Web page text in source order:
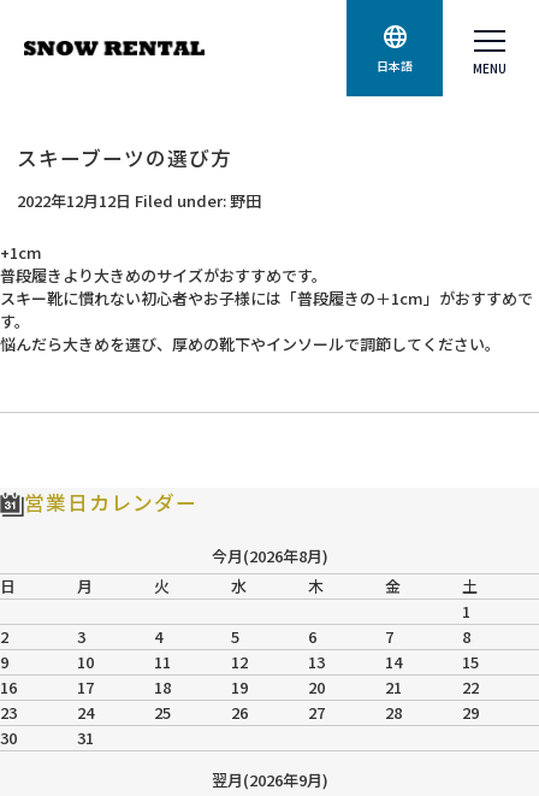
日本語
スキーブーツの選び方
2022年12月12日 Filed under:野田
+1cm
普段履きより大きめのサイズがおすすめです。
スキー靴に慣れない初心者やお子様には「普段履きの＋1cm」がおすすめで
す。
悩んだら大きめを選び、厚めの靴下やインソールで調節してください。
営業日カレンダー
今月(2026年8月)
日
月 火 水 木 金
土
1
2
3 4 5 6 7
8
9
10 11 12 13 14
15
16
17 18 19 20 21
22
23
24 25 26 27 28
29
30
31
翌月(2026年9月)